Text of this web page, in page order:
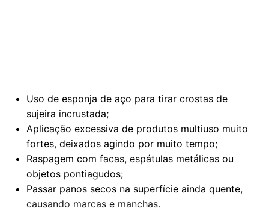
Uso de esponja de aço para tirar crostas de
sujeira incrustada;
Aplicação excessiva de produtos multiuso muito
fortes, deixados agindo por muito tempo;
Raspagem com facas, espátulas metálicas ou
objetos pontiagudos;
Passar panos secos na superfície ainda quente,
causando marcas e manchas.